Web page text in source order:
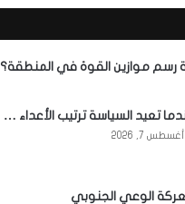
رسم موازين القوة في المنطقة؟
تعيد السياسة ترتيب الأعداء …
أغسطس 7, 2026
الوعي الجنوبي